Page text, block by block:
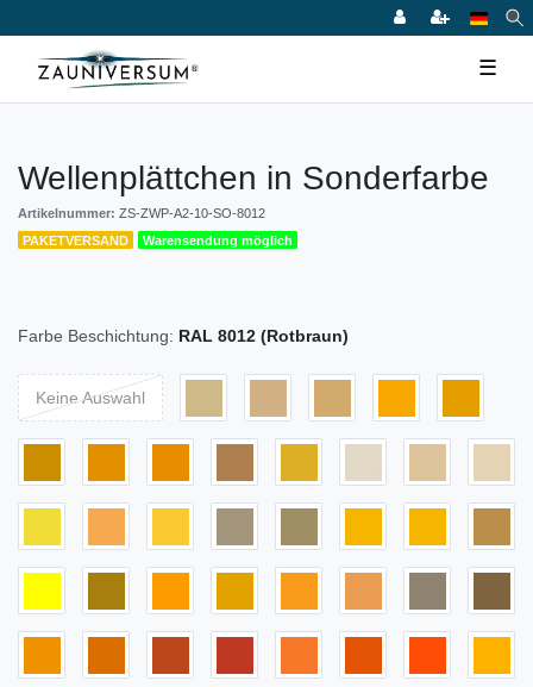
☰
Wellenplättchen in Sonderfarbe
Artikelnummer: ZS-ZWP-A2-10-SO-8012
PAKETVERSAND
Warensendung möglich
Farbe Beschichtung: RAL 8012 (Rotbraun)
Keine Auswahl